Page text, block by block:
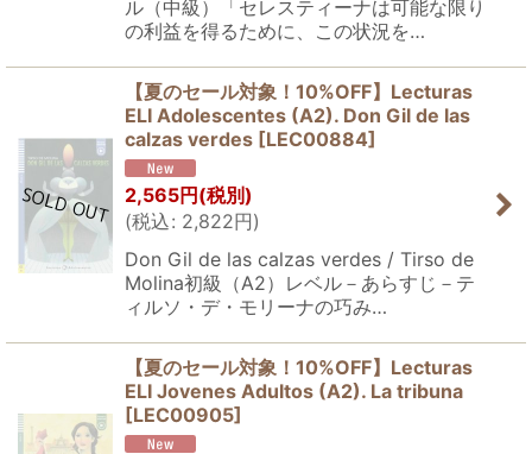
ル（中級）「セレスティーナは可能な限り
の利益を得るために、この状況を…
【夏のセール対象！10%OFF】Lecturas
ELI Adolescentes (A2). Don Gil de las
calzas verdes [LEC00884]
2,565円 (税別)
(税込: 2,822円)
Don Gil de las calzas verdes / Tirso de
Molina初級（A2）レベル－あらすじ－テ
ィルソ・デ・モリーナの巧み…
【夏のセール対象！10%OFF】Lecturas
ELI Jovenes Adultos (A2). La tribuna
[LEC00905]